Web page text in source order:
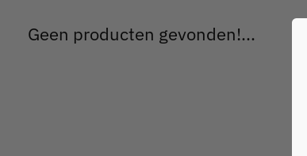
Geen producten gevonden!...